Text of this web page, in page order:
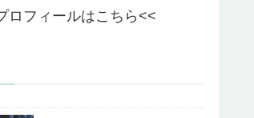
ロフィールはこちら<<